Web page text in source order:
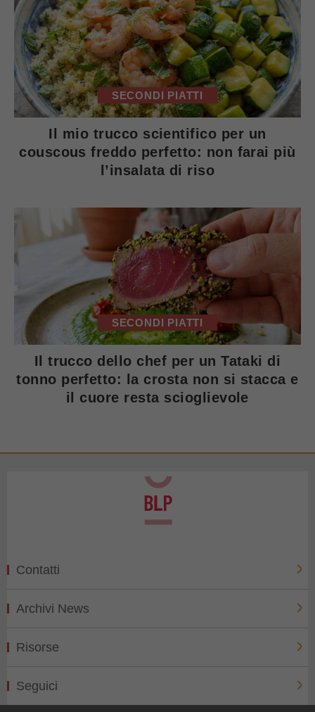
SECONDI PIATTI
Il mio trucco scientifico per un
couscous freddo perfetto: non farai più
l’insalata di riso
SECONDI PIATTI
Il trucco dello chef per un Tataki di
tonno perfetto: la crosta non si stacca e
il cuore resta scioglievole
Contatti
Archivi News
Risorse
Seguici